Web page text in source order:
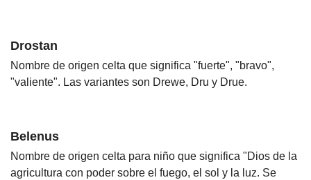
Drostan
Nombre de origen celta que significa "fuerte", "bravo",
"valiente". Las variantes son Drewe, Dru y Drue.
Belenus
Nombre de origen celta para niño que significa "Dios de la
agricultura con poder sobre el fuego, el sol y la luz. Se